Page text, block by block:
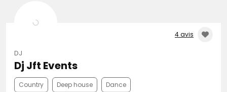
4 avis
DJ
Dj Jft Events
Country Deep house Dance